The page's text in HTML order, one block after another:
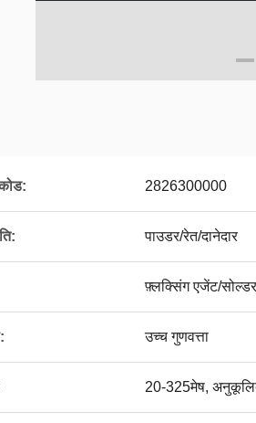
2826300000
पाउडर/रेत/दानेदार
फ़्लक्सिंग एजेंट/
उच्च गुणवत्ता
20-325मेष,